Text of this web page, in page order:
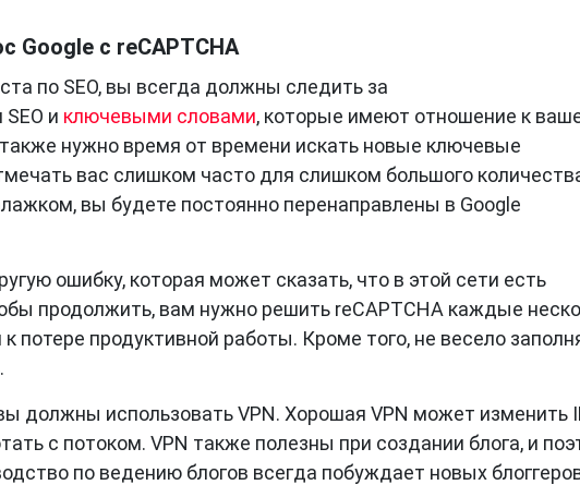
Google с reCAPTCHA
по SEO, вы всегда должны следить за
и ключевыми словами, которые имеют отношение к
также нужно время от времени искать новые ключевые
вас слишком часто для слишком большого
вы будете постоянно перенаправлены в Google
ошибку, которая может сказать, что в этой сети есть
продолжить, вам нужно решить reCAPTCHA каждые
потере продуктивной работы. Кроме того, не весело
должны использовать VPN. Хорошая VPN может изменить
с потоком. VPN также полезны при создании блога, и
по ведению блогов всегда побуждает новых